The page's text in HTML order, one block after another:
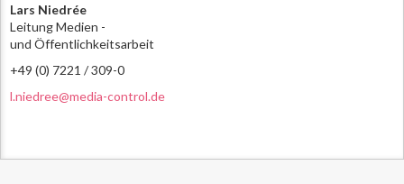
Lars Niedrée
Leitung Medien -
und Öffentlichkeitsarbeit
+49 (0) 7221 / 309-0
l.niedree@media-control.de